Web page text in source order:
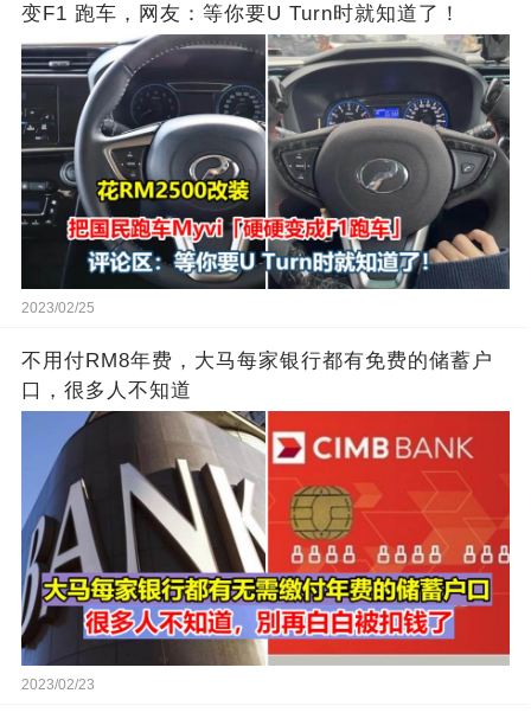
变F1 跑车，网友：等你要U Turn时就知道了！
2023/02/25
不用付RM8年费，大马每家银行都有免费的储蓄户
口，很多人不知道
2023/02/23